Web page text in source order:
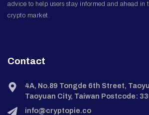
advice to help users stay informed and ahead in
crypto market.
Contact
4A, No.89 Tongde 6th Street,
Taoyuan City, Taiwan Postcode:
info@cryptopie.co